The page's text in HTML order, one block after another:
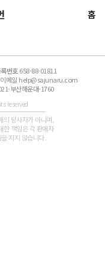
홈
번호658-88-01811
이메일 help@sajunaru.com
부산해운대-1760
reserved
의 당사자가 아니며,
한 책임은 각 판매자
지지 않습니다.